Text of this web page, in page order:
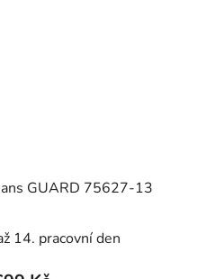
GUARD 75627-13
14. pracovní den